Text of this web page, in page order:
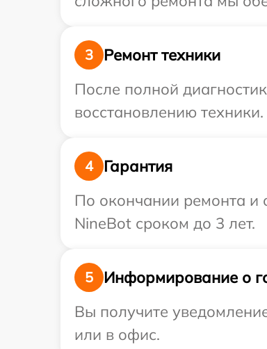
3
Ремонт техники
После полной
восстановлению техники.
4
Гарантия
По окончании ремонта и
NineBot сроком до 3 лет.
5
Информирование о
Вы получите
или в офис.